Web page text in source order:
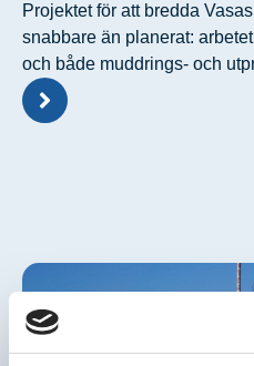
Projektet för att bredda
snabbare än planerat:
och både muddrings- och